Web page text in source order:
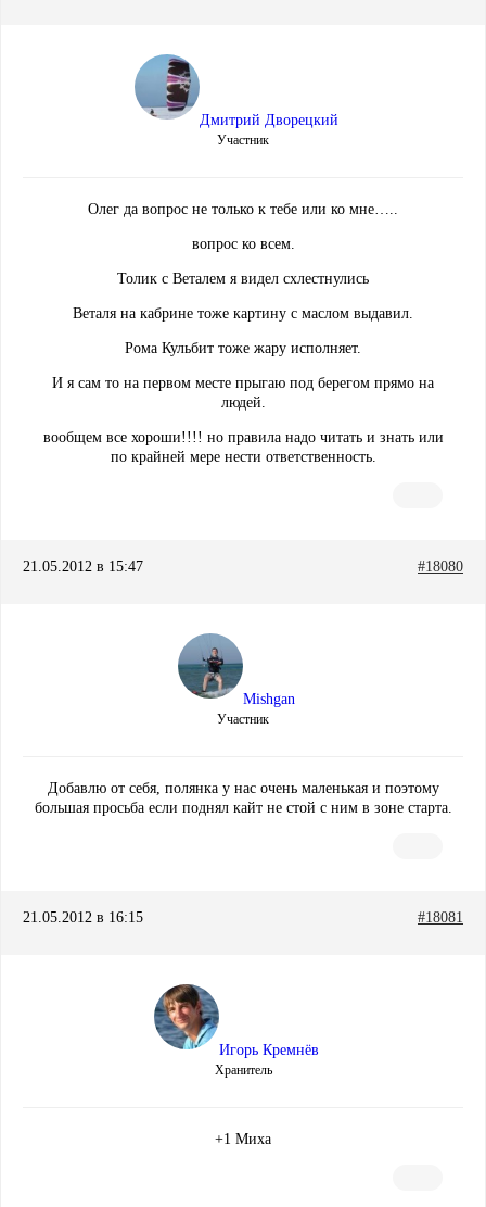
Дмитрий Дворецкий
Участник
Олег да вопрос не только к тебе или ко мне…..
вопрос ко всем.
Толик с Веталем я видел схлестнулись
Веталя на кабрине тоже картину с маслом выдавил.
Рома Кульбит тоже жару исполняет.
И я сам то на первом месте прыгаю под берегом прямо на
людей.
вообщем все хороши!!!! но правила надо читать и знать или
по крайней мере нести ответственность.
21.05.2012 в 15:47 #18080
Mishgan
Участник
Добавлю от себя, полянка у нас очень маленькая и поэтому
большая просьба если поднял кайт не стой с ним в зоне старта.
21.05.2012 в 16:15 #18081
Игорь Кремнёв
Хранитель
+1 Миха